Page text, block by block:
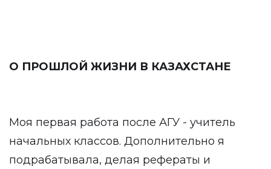
О ПРОШЛОЙ ЖИЗНИ В КАЗАХСТАНЕ
Моя первая работа после АГУ - учитель
начальных классов. Дополнительно я
подрабатывала, делая рефераты и